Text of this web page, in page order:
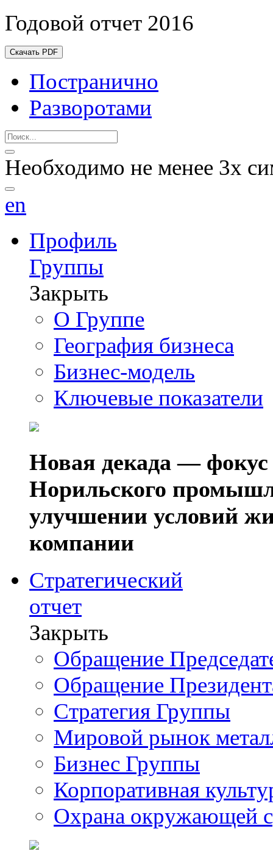
Годовой отчет 2016
Скачать PDF
Постранично
Разворотами
Необходимо не менее 3х
en
Профиль
Группы
Закрыть
О Группе
География бизнеса
Бизнес-модель
Ключевые показатели
Новая декада — фокус
Норильского
улучшении условий
компании
Стратегический
отчет
Закрыть
Обращение
Обращение
Стратегия Группы
Мировой рынок
Бизнес Группы
Корпоративная
Охрана окружающей